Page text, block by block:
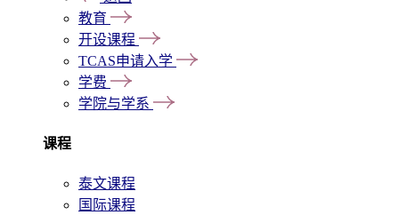
教育
开设课程
TCAS申请入学
学费
学院与学系
课程
泰文课程
国际课程